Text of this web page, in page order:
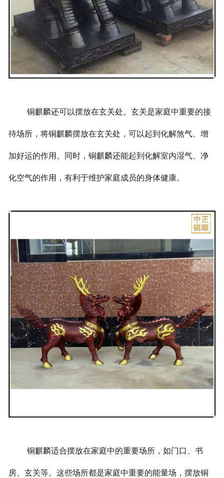
铜麒麟还可以摆放在玄关处。玄关是家庭中重要的接
待场所，将铜麒麟摆放在玄关处，可以起到化解煞气、增
加好运的作用。同时，铜麒麟还能起到化解室内湿气、净
化空气的作用，有利于维护家庭成员的身体健康。
铜麒麟适合摆放在家庭中的重要场所，如门口、书
房、玄关等。这些场所都是家庭中重要的能量场，摆放铜